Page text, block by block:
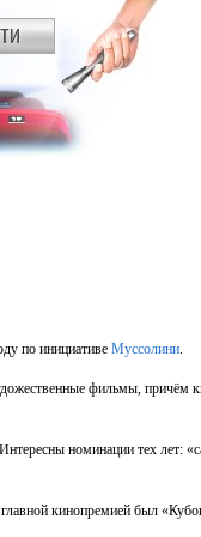
по инициативе Муссолини.
фильмы, причём
номинации тех лет:
кинопремией был